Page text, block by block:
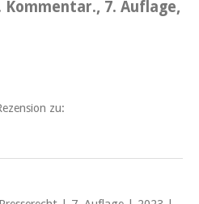
7. Auflage,
zu: